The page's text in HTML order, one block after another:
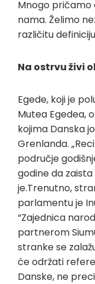
Mnogo pričamo
nama. Želimo
različitu
Na ostrvu živi
Egede, koji je
Mutea Egedea,
kojima Danska
Grenlanda.
područje
godine da
je.Trenutno,
parlamentu je
“Zajednica
partnerom
stranke se
će održati
Danske, ne